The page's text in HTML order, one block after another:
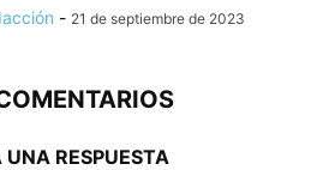
- 21 de septiembre de 2023
UNA RESPUESTA